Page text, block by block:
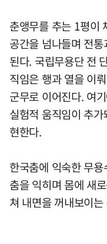
춘앵무를 추는 1평이
공간을 넘나들며 전
된다. 국립무용단 전
직임은 행과 열을 이
군무로 이어진다. 여
실험적 움직임이 추
현한다.
한국춤에 익숙한 무
춤을 익히며 몸에 새
쳐 내면을 꺼내보이